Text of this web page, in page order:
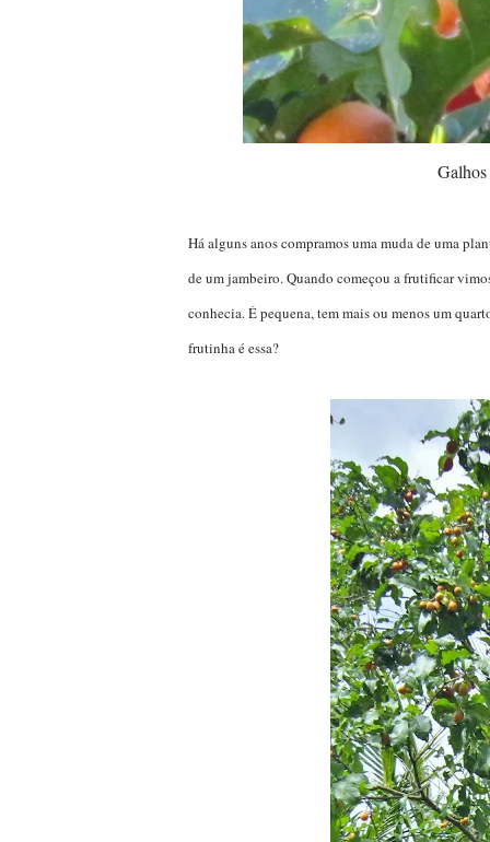
Há alguns anos compramos uma muda de uma
de um jambeiro. Quando começou a frutificar
conhecia. É pequena, tem mais ou menos um
frutinha é essa?